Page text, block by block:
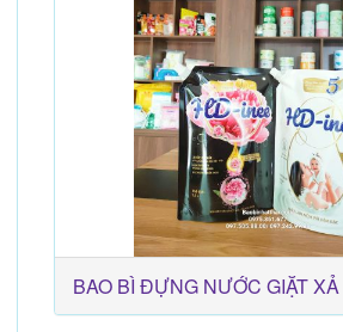
BAO BÌ ĐỰNG NƯỚC GIẶT XẢ